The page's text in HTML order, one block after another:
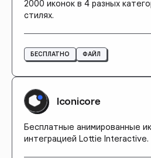
2000 иконок в 4 разных
стилях.
БЕСПЛАТНО ФАЙЛ
Iconicore
Бесплатные анимированные
интеграцией Lottie Interactive.